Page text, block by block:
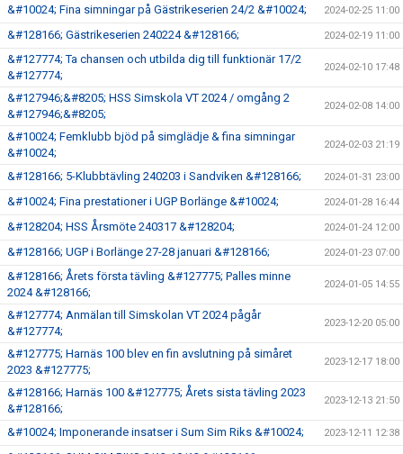
&#10024; Fina simningar på Gästrikeserien 24/2 &#10024; 2024-02-25 11:00
&#128166; Gästrikeserien 240224 &#128166; 2024-02-19 11:00
&#127774; Ta chansen och utbilda dig till funktionär 17/2
&#127774;
2024-02-10 17:48
&#127946;&#8205; HSS Simskola VT 2024 / omgång 2
&#127946;&#8205;
2024-02-08 14:00
&#10024; Femklubb bjöd på simglädje & fina simningar
&#10024;
2024-02-03 21:19
&#128166; 5-Klubbtävling 240203 i Sandviken &#128166; 2024-01-31 23:00
&#10024; Fina prestationer i UGP Borlänge &#10024; 2024-01-28 16:44
&#128204; HSS Årsmöte 240317 &#128204; 2024-01-24 12:00
&#128166; UGP i Borlänge 27-28 januari &#128166; 2024-01-23 07:00
&#128166; Årets första tävling &#127775; Palles minne
2024 &#128166;
2024-01-05 14:55
&#127774; Anmälan till Simskolan VT 2024 pågår
&#127774;
2023-12-20 05:00
&#127775; Harnäs 100 blev en fin avslutning på simåret
2023 &#127775;
2023-12-17 18:00
&#128166; Harnäs 100 &#127775; Årets sista tävling 2023
&#128166;
2023-12-13 21:50
&#10024; Imponerande insatser i Sum Sim Riks &#10024; 2023-12-11 12:38